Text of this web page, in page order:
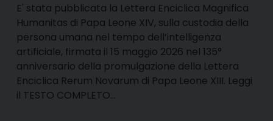
E' stata pubblicata la Lettera Enciclica Magnifica
Humanitas di Papa Leone XIV, sulla custodia della
persona umana nel tempo dell’intelligenza
artificiale, firmata il 15 maggio 2026 nel 135°
anniversario della promulgazione della Lettera
Enciclica Rerum Novarum di Papa Leone XIII. Leggi
il TESTO COMPLETO…